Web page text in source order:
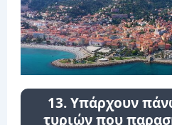
13. Υπάρχουν
τυριών που